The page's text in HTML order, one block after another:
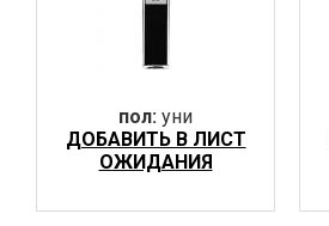
пол: уни
ДОБАВИТЬ В ЛИСТ
ОЖИДАНИЯ